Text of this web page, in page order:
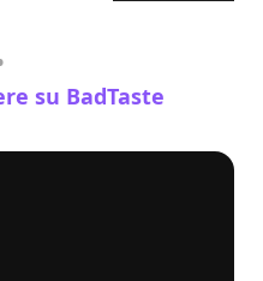
su BadTaste